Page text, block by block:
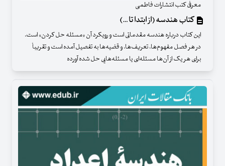
معرفی کتب انتشارات فاطمی
کتاب هندسه (از ابتدا تا …)
این کتاب درباره هندسه مقدماتی است و رویکرد آن «مسئله حل کردن» است.
در هر فصل مفهوم‌ها‌، تعریف‌ها،‌ و قضیه‌ها به تفصیل آمده است و تقریباْ
‌برای هر یک از آن‌ها مسئله‌ای یا مسئله‌هایی حل شده آورده